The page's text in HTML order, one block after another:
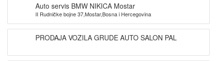
Auto servis BMW NIKICA Mostar
II Rudničke bojne 37,Mostar,Bosna i Hercegovina
PRODAJA VOZILA GRUDE AUTO SALON PAL